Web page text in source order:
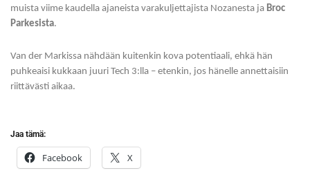
muista viime kaudella ajaneista varakuljettajista Nozanesta ja Broc
Parkesista.
Van der Markissa nähdään kuitenkin kova potentiaali, ehkä hän
puhkeaisi kukkaan juuri Tech 3:lla – etenkin, jos hänelle annettaisiin
riittävästi aikaa.
Jaa tämä:
Facebook X